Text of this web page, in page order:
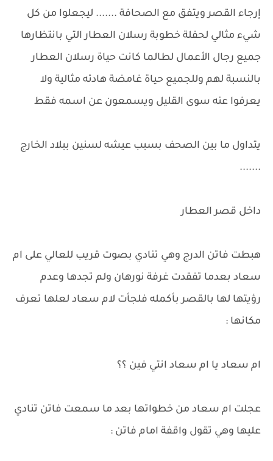
إرجاء القصر ويتفق مع الصحافة ....... ليجعلوا من كل
شيء مثالي لحفلة خطوبة رسلان العطار التي بانتظارها
جميع رجال الأعمال لطالما كانت حياة رسلان العطار
بالنسبة لهم وللجميع حياة غامضة هادئه مثالية ولا
يعرفوا عنه سوى القليل ويسمعون عن اسمه فقط
يتداول ما بين الصحف بسبب عيشه لسنين ببلاد الخارج
.......
داخل قصر العطار
هبطت فاتن الدرج وهي تنادي بصوت قريب للعالي على ام
سعاد بعدما تفقدت غرفة نورهان ولم تجدها وعدم
رؤيتها لها بالقصر بأكمله فلجأت لام سعاد لعلها تعرف
مكانها :
ام سعاد يا ام سعاد انتي فين ؟؟
عجلت ام سعاد من خطواتها بعد ما سمعت فاتن تنادي
عليها وهي تقول واقفة امام فاتن :